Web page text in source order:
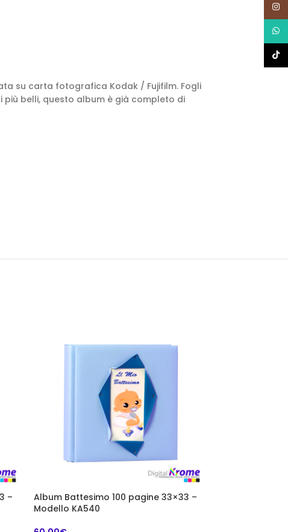
su carta fotografica Kodak / Fujifilm. Fogli
più belli, questo album è già completo di
–
Album Battesimo 100 pagine 33×33 –
Modello KA540